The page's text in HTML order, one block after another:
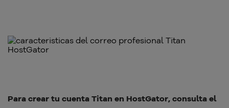
Para crear tu cuenta Titan en HostGator, consulta el